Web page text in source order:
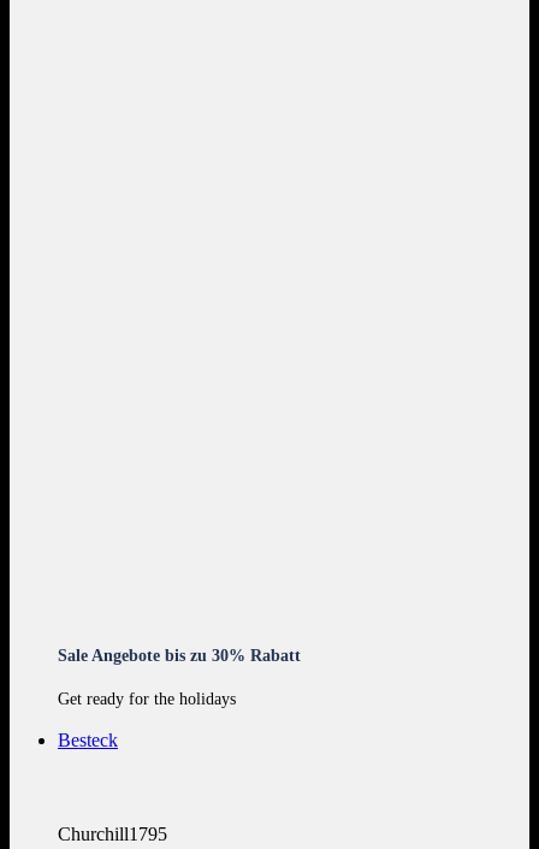
Sale Angebote bis zu 30% Rabatt
Get ready for the holidays
Besteck
Churchill1795